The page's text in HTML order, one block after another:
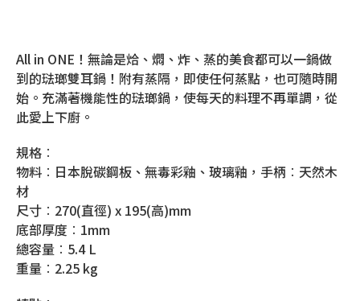
All in ONE！無論是烚、燜、炸、蒸的美食都可以一鍋做
到的琺瑯雙耳鍋！附有蒸隔，即使任何蒸點，也可隨時開
始。充滿著機能性的琺瑯鍋，使每天的料理不再單調，從
此愛上下廚。
規格︰
物料︰日本脫碳鋼板、無毒彩釉、玻璃釉，手柄︰天然木
材
尺寸︰270(直徑) x 195(高)mm
底部厚度︰1mm
總容量︰5.4 L
重量︰2.25 kg